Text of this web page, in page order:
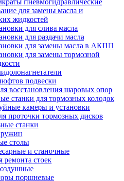
пневмогидравлические
для замены масла и
жидкостей
для слива масла
для раздачи масла
для замены масла в АКПП
для замены тормозной
подвески
восстановления шаровых опор
станки для тормозных колодок
камеры и установки
проточки тормозных дисков
станки
столы
и станочные
ремонта стоек
поршневые